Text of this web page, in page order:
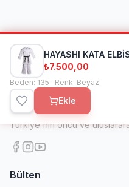
HAYASHI KATA
₺7.500,00
Beden: 135 · Renk: Beyaz
Ekle
Kihon Spor
1998'den beri dövüş
Türkiye'nin öncü ve
Bülten